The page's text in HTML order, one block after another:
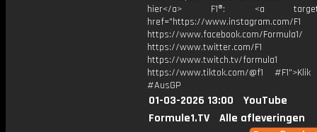
hier</a> F1®: <a
href="https://www.instagram.com/F1
https://www.facebook.com/Formula1/
https://www.twitter.com/F1
https://www.twitch.tv/formula1
https://www.tiktok.com/@f1
#AusGP
01-03-2026 13:00
YouTube
Formule1.TV
Alle afleveringen